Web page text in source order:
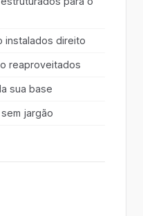
instalados direito
reaproveitados
sua base
jargão